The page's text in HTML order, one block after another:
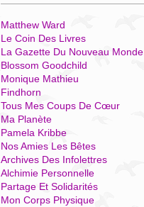
Matthew Ward
Le Coin Des Livres
La Gazette Du Nouveau Monde
Blossom Goodchild
Monique Mathieu
Findhorn
Tous Mes Coups De Cœur
Ma Planète
Pamela Kribbe
Nos Amies Les Bêtes
Archives Des Infolettres
Alchimie Personnelle
Partage Et Solidarités
Mon Corps Physique